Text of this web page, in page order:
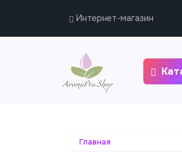
Интернет-магазин
Главная